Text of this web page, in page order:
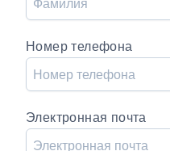
Номер телефона
Электронная почта